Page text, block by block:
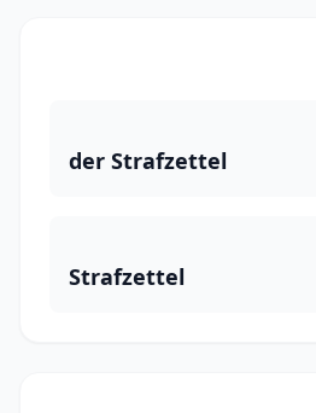
der Strafzettel
Strafzettel